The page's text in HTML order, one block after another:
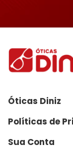
Óticas Diniz
Políticas de
Sua Conta